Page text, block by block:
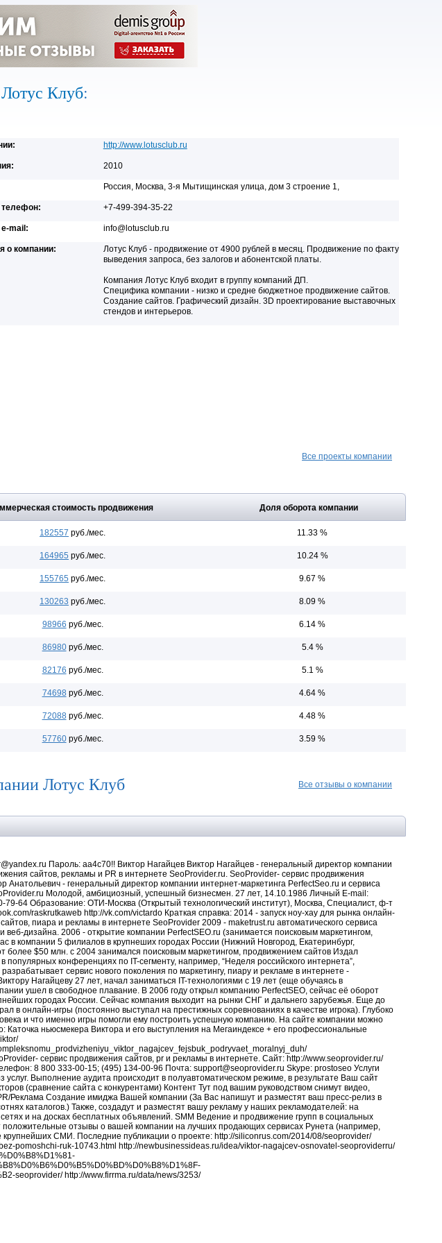
Лотус Клуб:
http://www.lotusclub.ru
2010
Россия, Москва, 3-я Мытищинская улица, дом 3 строение 1,
телефон: +7-499-394-35-22
e-mail: info@lotusclub.ru
о компании:
Лотус Клуб - продвижение от 4900 рублей в месяц. Продвижение по факту
выведения запроса, без залогов и абонентской платы.
Компания Лотус Клуб входит в группу компаний ДП.
Специфика компании - низко и средне бюджетное продвижение сайтов.
Создание сайтов. Графический дизайн. 3D проектирование выставочных
стендов и интерьеров.
Все проекты компании
стоимость продвижения Доля оборота компании
182557 руб./мес. 11.33 %
164965 руб./мес. 10.24 %
155765 руб./мес. 9.67 %
130263 руб./мес. 8.09 %
98966 руб./мес. 6.14 %
86980руб./мес. 5.4 %
82176 руб./мес. 5.1 %
74698 руб./мес. 4.64 %
72088руб./мес. 4.48 %
57760руб./мес. 3.59 %
Лотус Клуб Все отзывы о компании
Пароль: aa4c70!! Виктор Нагайцев Виктор Нагайцев - генеральный директор компании
сайтов, рекламы и PR в интернете SeoProvider.ru. SeoProvider- сервис продвижения
Анатольевич - генеральный директор компании интернет-маркетинга PerfectSeo.ru и сервиса
Молодой, амбициозный, успешный бизнесмен. 27 лет, 14.10.1986 Личный E-mail:
64 Образование: ОТИ-Москва (Открытый технологический институт), Москва, Специалист, ф-т
raskrutkaweb http://vk.com/victardo Краткая справка: 2014 - запуск ноу-хау для рынка онлайн-
пиара и рекламы в интернете SeoProvider 2009 - maketrust.ru автоматического сервиса
веб-дизайна. 2006 - открытие компании PerfectSEO.ru (занимается поисковым маркетингом,
в компании 5 филиалов в крупнеших городах России (Нижний Новгород, Екатеринбург,
более $50 млн. с 2004 занимался поисковым маркетингом, продвижением сайтов Издал
популярных конференциях по IT-сегменту, например, “Неделя российского интернета”,
сервис нового поколения по маркетингу, пиару и рекламе в интернете -
Нагайцеву 27 лет, начал заниматься IT-технологиями с 19 лет (еще обучаясь в
ушел в свободное плавание. В 2006 году открыл компанию PerfectSEO, сейчас её оборот
городах России. Сейчас компания выходит на рынки СНГ и дальнего зарубежья. Еще до
в онлайн-игры (постоянно выступал на престижных соревнованиях в качестве игрока). Глубоко
и что именно игры помогли ему построить успешную компанию. На сайте компании можно
Каточка ньюсмекера Виктора и его выступления на Мегаиндексе + его профессиональные
сервис продвижения сайтов, pr и рекламы в интернете. Сайт: http://www.seoprovider.ru/
8 800 333-00-15; (495) 134-00-96 Почта: support@seoprovider.ru Skype: prostoseo Услуги
Выполнение аудита происходит в полуавтоматическом режиме, в результате Ваш сайт
(сравнение сайта с конкурентами) Контент Тут под вашим руководством снимут видео,
Реклама Создание имиджа Вашей компании (За Вас напишут и разместят ваш пресс-релиз в
каталогов.) Также, создадут и разместят вашу рекламу у наших рекламодателей: на
и на досках бесплатных объявлений. SMM Ведение и продвижение групп в социальных
положительные отзывы о вашей компании на лучших продающих сервисах Рунета (например,
крупнейших СМИ. Последние публикации о проекте: http://siliconrus.com/2014/08/seoprovider/
pomoshchi-ruk-10743.html http://newbusinessideas.ru/idea/viktor-nagajcev-osnovatel-seoproviderru/
seoprovider/ http://www.firrma.ru/data/news/3253/